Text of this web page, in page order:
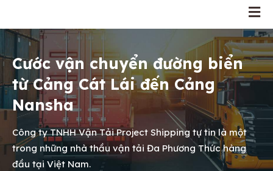
Cước vận chuyển đường biển
từ Cảng Cát Lái đến Cảng
Nansha
Công ty TNHH Vận Tải Project Shipping tự tin là một
trong những nhà thầu vận tải Đa Phương Thức hàng
đầu tại Việt Nam.